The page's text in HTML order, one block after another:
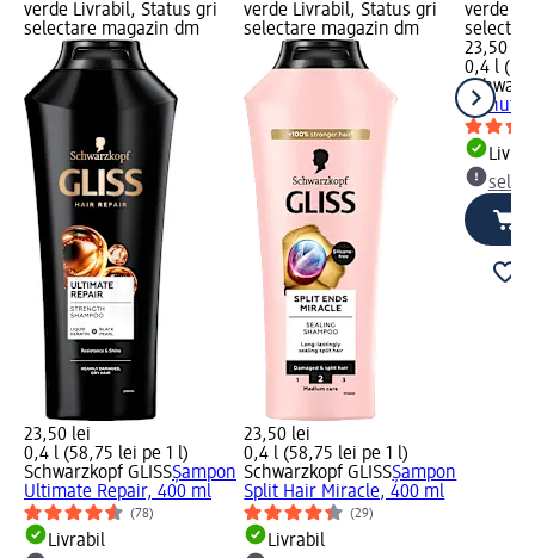
verde Livrabil, Status gri
selectare magazin dm
23,50 lei
0,4 l (58,75 lei pe 1 l)
Schwarzkopf GLISSȘampon
Ultimate Repair, 400 ml
(78)
Livrabil
verde Livrabil, Status gri
selectare magazin dm
23,50 lei
0,4 l (58,75 lei pe 1 l)
Schwarzkopf GLISSȘampon
Split Hair Miracle, 400 ml
(29)
Livrabil
verde
23,50 lei
0,4 l
oil